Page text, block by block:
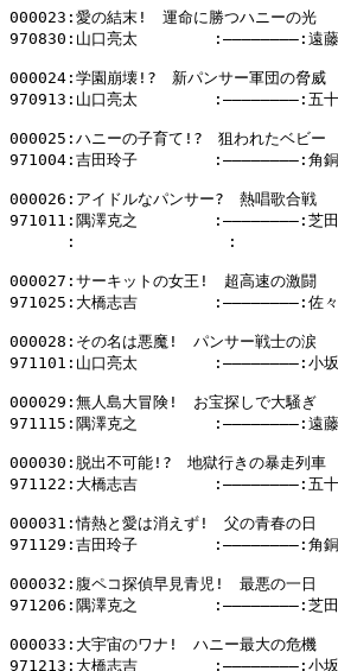
000023:愛の結末!　運命に勝つハニーの光
970830:山口亮太        :――――――――:遠
000024:学園崩壊!?　新パンサー軍団の脅威
970913:山口亮太        :――――――――:五
000025:ハニーの子育て!?　狙われたベビー
971004:吉田玲子        :――――――――:角
000026:アイドルなパンサー?　熱唱歌合戦
971011:隅澤克之        :――――――――:芝
:                :
000027:サーキットの女王!　超高速の激闘
971025:大橋志吉        :――――――――:佐
000028:その名は悪魔!　パンサー戦士の涙
971101:山口亮太        :――――――――:小
000029:無人島大冒険!　お宝探しで大騒ぎ
971115:隅澤克之        :――――――――:遠
000030:脱出不可能!?　地獄行きの暴走列車
971122:大橋志吉        :――――――――:五
000031:情熱と愛は消えず!　父の青春の日
971129:吉田玲子        :――――――――:角
000032:腹ペコ探偵早見青児!　最悪の一日
971206:隅澤克之        :――――――――:芝
000033:大宇宙のワナ!　ハニー最大の危機
971213:大橋志吉        :――――――――:小